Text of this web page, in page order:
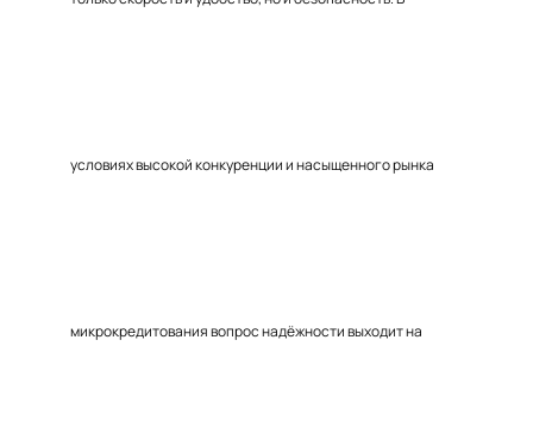
условиях высокой конкуренции и насыщенного рынка
микрокредитования вопрос надёжности выходит на